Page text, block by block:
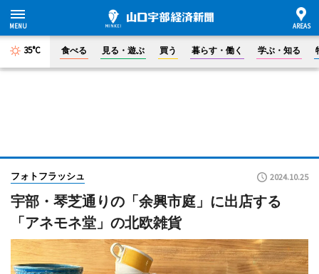
35°C 食べる 見る・遊ぶ 買う 暮らす・働く 学ぶ・知る
フォトフラッシュ 2024.10.25
宇部・琴芝通りの「余興市庭」に出店する
「アネモネ堂」の北欧雑貨